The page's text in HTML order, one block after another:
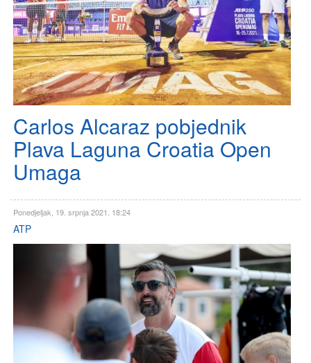
Carlos Alcaraz pobjednik
Plava Laguna Croatia Open
Umaga
Ponedjeljak, 19. srpnja 2021. 18:24
ATP